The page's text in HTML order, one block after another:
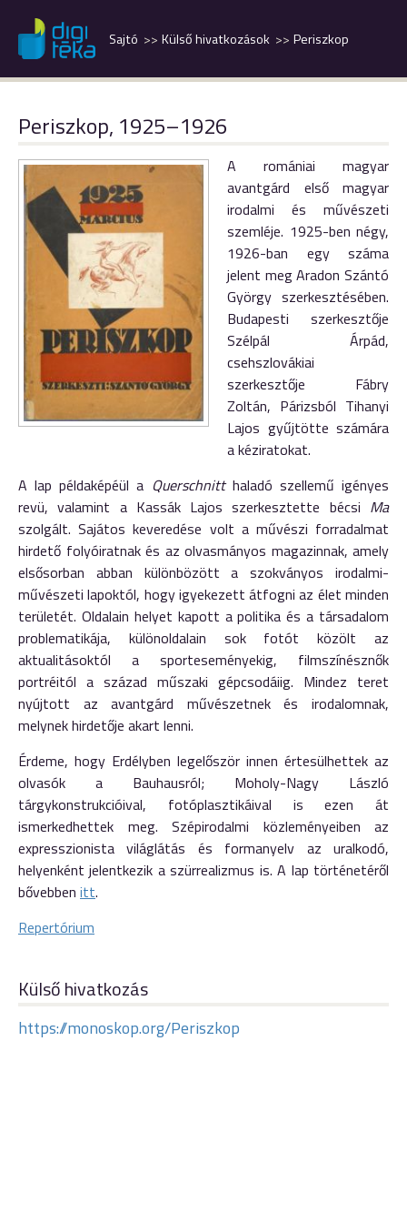
Periszkop
Külső hivatkozások
Sajtó
Periszkop, 1925–1926
A romániai magyar
avantgárd első magyar
irodalmi és művészeti
szemléje. 1925-ben négy,
1926-ban egy száma
jelent meg Aradon Szántó
György szerkesztésében.
Budapesti szerkesztője
Szélpál Árpád,
csehszlovákiai
szerkesztője Fábry
Zoltán, Párizsból Tihanyi
Lajos gyűjtötte számára
a kéziratokat.
A lap példaképéül a Querschnitthaladó szellemű igényes
revü, valamint a Kassák Lajos szerkesztette bécsi Ma
szolgált. Sajátos keveredése volt a művészi forradalmat
hirdető folyóiratnak és az olvasmányos magazinnak, amely
elsősorban abban különbözött a szokványos irodalmi-
művészeti lapoktól, hogy igyekezett átfogni az élet minden
területét. Oldalain helyet kapott a politika és a társadalom
problematikája, különoldalain sok fotót közölt az
aktualitásoktól a sporteseményekig, filmszínésznők
portréitól a század műszaki gépcsodáiig. Mindez teret
nyújtott az avantgárd művészetnek és irodalomnak,
melynek hirdetője akart lenni.
Érdeme, hogy Erdélyben legelőször innen értesülhettek az
olvasók a Bauhausról; Moholy-Nagy László
tárgykonstrukcióival, fotóplasztikáival is ezen át
ismerkedhettek meg. Szépirodalmi közleményeiben az
expresszionista világlátás és formanyelv az uralkodó,
helyenként jelentkezik a szürrealizmus is. A lap történetéről
bővebben itt.
Repertórium
Külső hivatkozás
https://monoskop.org/Periszkop